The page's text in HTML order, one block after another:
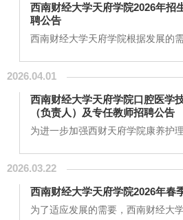
合育人、联合科研、联合发展”理念
与治理创新研究院（智库）、智能
社区治理算法应用AI实验室、成华
西南财经大学天府学院2026年招
聘公告
西南财经大学天府学院根据发展的
招聘岗位：西南财经大学天府学院
（成都校区1名）二、招聘条件岗
责学校招生宣传、校园品牌建设、
流程制作。2、新媒体运营支持：协
抖音、视频号等平台的视频内容分
2026.04.01
西南财经大学天府学院口腔医学
（负责人）及专任教师招聘公告
为进一步加强西财天府学院康养护
要，现面向社会公开招聘口腔医学
（负责人）1名及专任教师3人，具
人（负责人）岗位职责：全面负责
科规划、专业建设、人才培养方案
2026.03.22
西南财经大学天府学院2026年春
为了适应发展的需要，西南财经大